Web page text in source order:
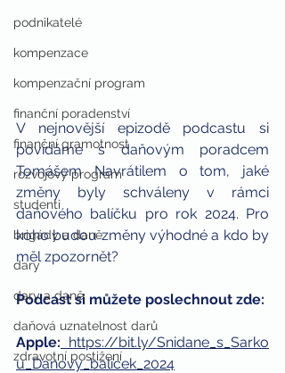
podnikatelé
kompenzace
kompenzační program
finanční poradenství
finanční gramotnost
rozvojový program
studenti
brigády a daně
dary
dary a daně
daňová uznatelnost darů
zdravotní postižení
V nejnovější epizodě podcastu si
povídáme s daňovým poradcem
Tomášem Navrátilem o tom, jaké
změny byly schváleny v rámci
daňového balíčku pro rok 2024. Pro
koho budou změny výhodné a kdo by
měl zpozornět?
Podcast si můžete poslechnout zde:
Apple: https://bit.ly/Snidane_s_Sarko
u_Danovy_balicek_2024